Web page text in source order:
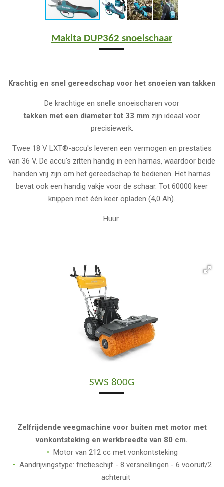
Makita DUP362 snoeischaar
Krachtig en snel gereedschap voor het snoeien van takken
De krachtige en snelle snoeischaren voor
takken met een diameter tot 33 mm zijn ideaal voor
precisiewerk.
Twee 18 V LXT®-accu's leveren een vermogen en prestaties
van 36 V. De accu's zitten handig in een harnas, waardoor beide
handen vrij zijn om het gereedschap te bedienen. Het harnas
bevat ook een handig vakje voor de schaar. Tot 60000 keer
knippen met één keer opladen (4,0 Ah).
Huur
SWS 800G
Zelfrijdende veegmachine voor buiten met motor met
vonkontsteking en werkbreedte van 80 cm.
Motor van 212 cc met vonkontsteking
Aandrijvingstype: frictieschijf - 8 versnellingen - 6 vooruit/2
achteruit